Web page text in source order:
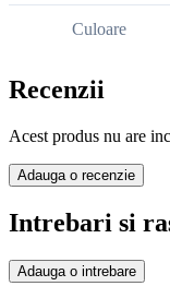
Culoare
Recenzii
Acest produs nu are
Adauga o recenzie
Intrebari si
Adauga o intrebare